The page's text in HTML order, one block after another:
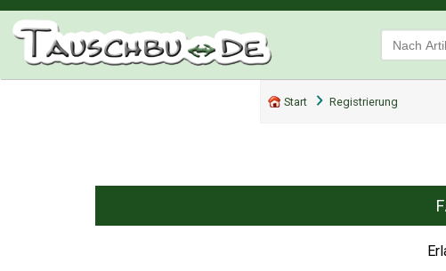
Start Registrierung